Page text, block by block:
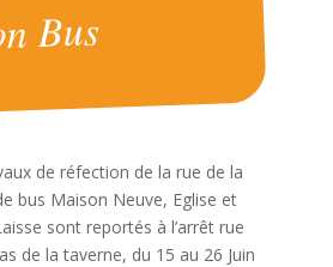
Bus
de réfection de la rue de la
bus Maison Neuve, Eglise et
sont reportés à l’arrêt rue
de la taverne, du 15 au 26 Juin